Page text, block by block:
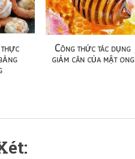
thực
Công thức tác dụng
giảm cân của mật ong